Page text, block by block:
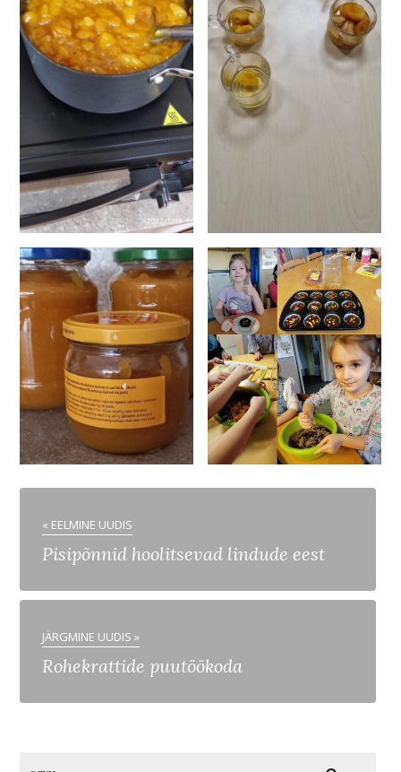
« EELMINE UUDIS
Pisipõnnid hoolitsevad lindude eest
JÄRGMINE UUDIS »
Rohekrattide puutöökoda